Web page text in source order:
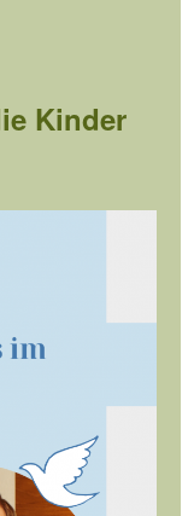
Kinder